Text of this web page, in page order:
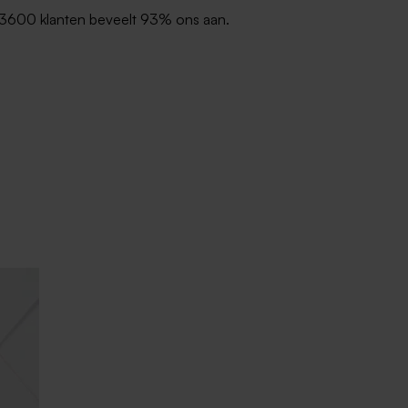
klanten beveelt 93% ons aan.